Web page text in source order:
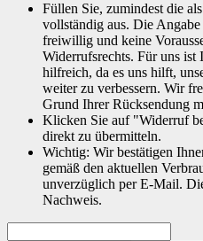
Füllen Sie, zumindest die
vollständig aus. Die
freiwillig und keine
Widerrufsrechts. Für uns ist
hilfreich, da es uns hilft,
weiter zu verbessern. Wir
Grund Ihrer Rücksendung
Klicken Sie auf "Widerruf
direkt zu übermitteln.
Wichtig: Wir bestätigen
gemäß den aktuellen
unverzüglich per E-Mail.
Nachweis.